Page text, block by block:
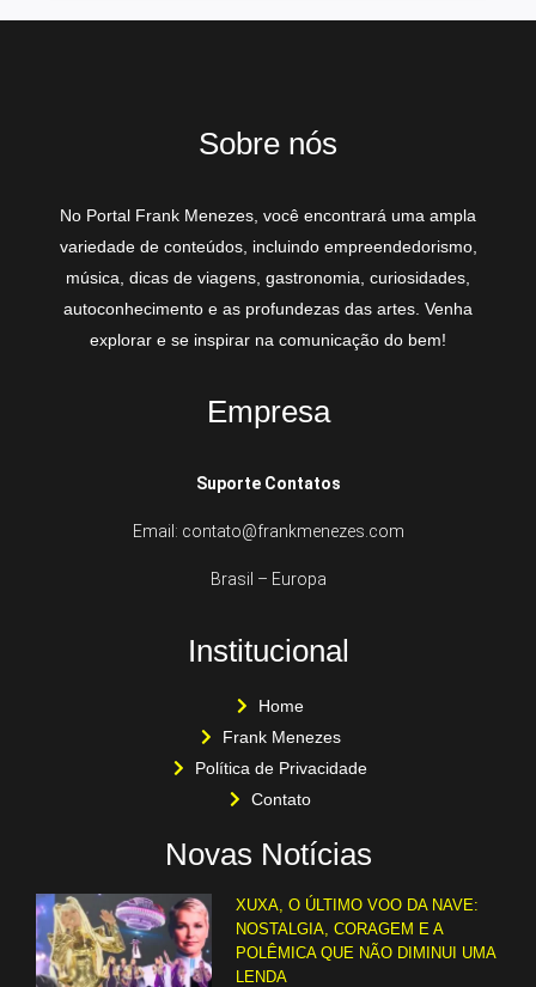
Sobre nós
No Portal Frank Menezes, você encontrará uma ampla
variedade de conteúdos, incluindo empreendedorismo,
música, dicas de viagens, gastronomia, curiosidades,
autoconhecimento e as profundezas das artes. Venha
explorar e se inspirar na comunicação do bem!
Empresa
Suporte Contatos
Email: contato@frankmenezes.com
Brasil – Europa
Institucional
Home
Frank Menezes
Política de Privacidade
Contato
Novas Notícias
XUXA, O ÚLTIMO VOO DA NAVE:
NOSTALGIA, CORAGEM E A
POLÊMICA QUE NÃO DIMINUI UMA
LENDA